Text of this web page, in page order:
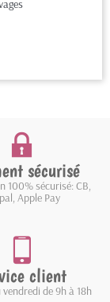
sécurisé
100% sécurisé: CB,
Apple Pay
client
de 9h à 18h